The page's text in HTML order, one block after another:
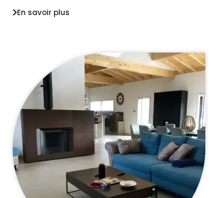
En savoir plus